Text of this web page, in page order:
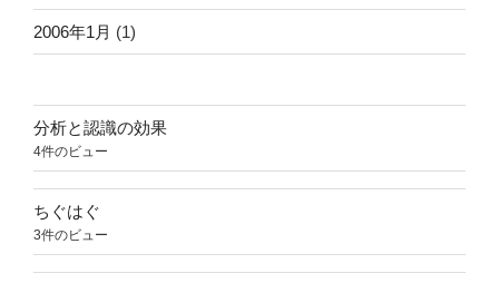
2006年1月 (1)
分析と認識の効果
4件のビュー
ちぐはぐ
3件のビュー